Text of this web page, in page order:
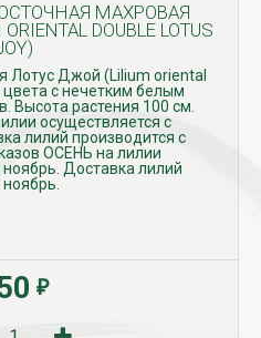
МАХРОВАЯ
DOUBLE LOTUS
Лотус Джой (Lilium oriental
с нечетким белым
Высота растения 100 см.
осуществляется с
лилий производится с
ОСЕНЬ на лилии
Доставка лилий
₽